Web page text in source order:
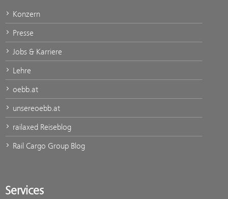
Konzern
Presse
Jobs & Karriere
Lehre
oebb.at
unsereoebb.at
railaxed Reiseblog
Rail Cargo Group Blog
Services